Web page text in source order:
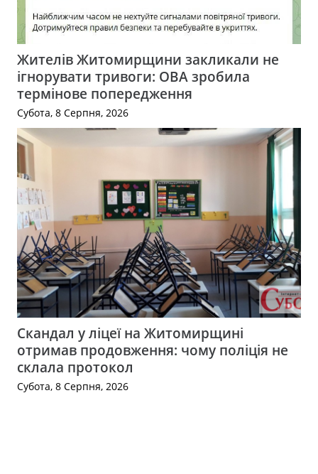
Жителів Житомирщини закликали не
ігнорувати тривоги: ОВА зробила
термінове попередження
Субота, 8 Серпня, 2026
Скандал у ліцеї на Житомирщині
отримав продовження: чому поліція не
склала протокол
Субота, 8 Серпня, 2026